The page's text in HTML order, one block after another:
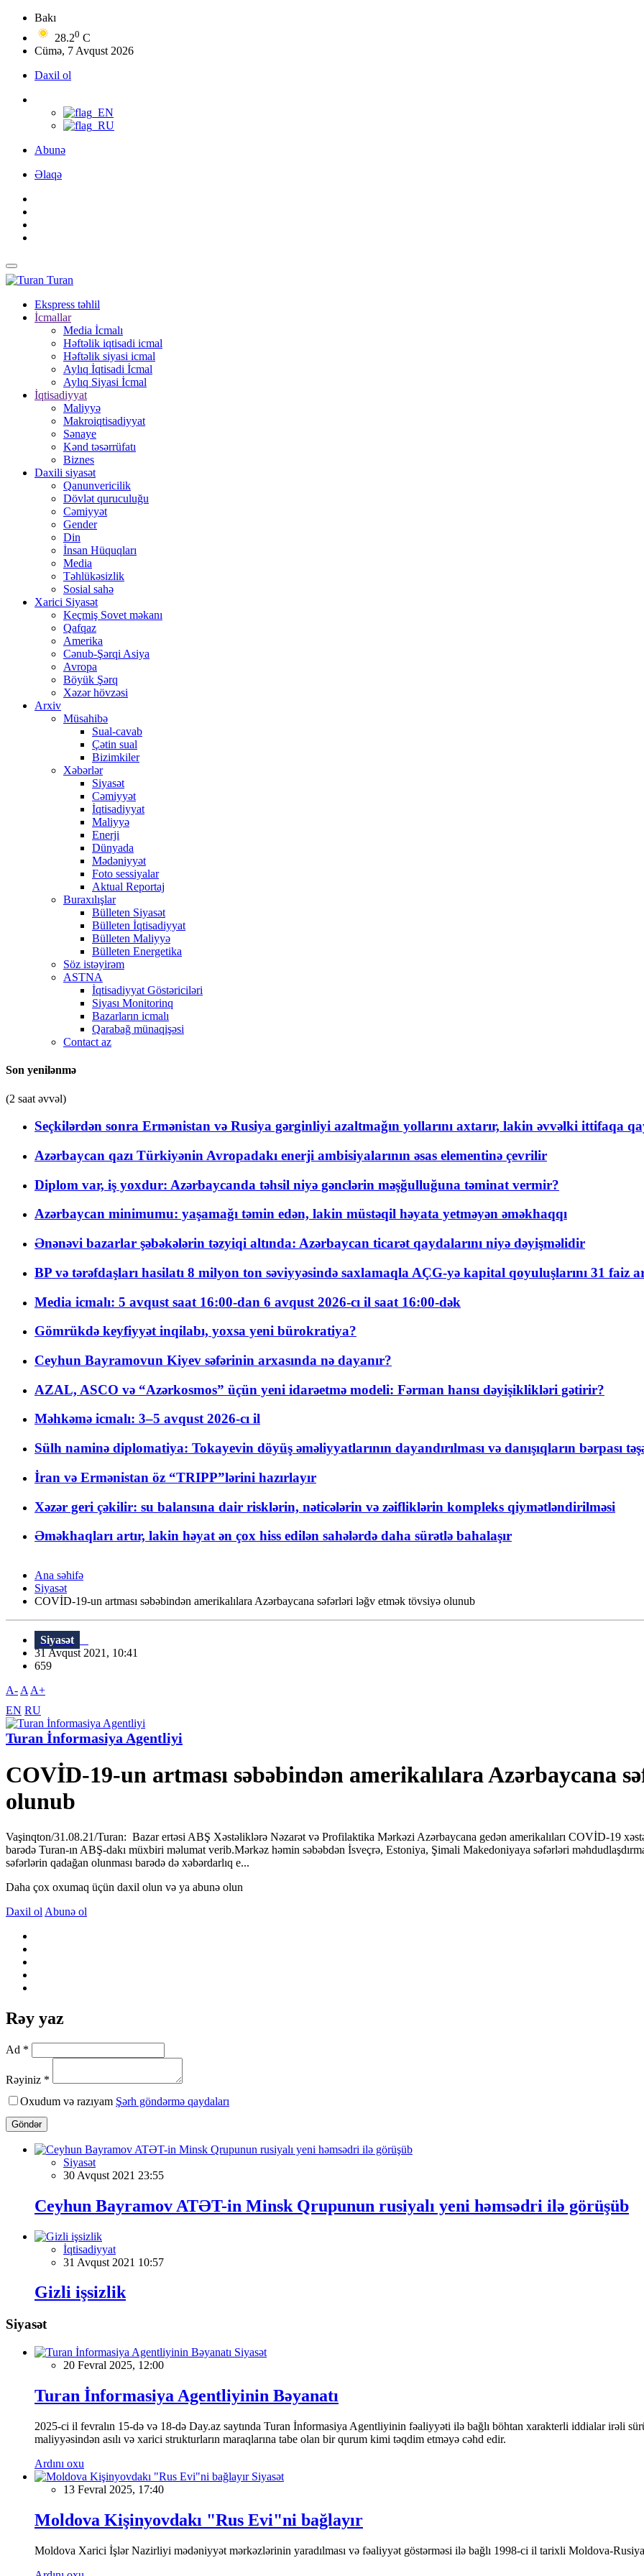
Bakı
28.20 C
Cümə, 7 Avqust 2026
Daxil ol
Abunə
Əlaqə
Turan
Ekspress təhlil
İcmallar
Media İcmalı
Həftəlik iqtisadi icmal
Həftəlik siyasi icmal
Aylıq İqtisadi İcmal
Aylıq Siyasi İcmal
İqtisadiyyat
Maliyyə
Makroiqtisadiyyat
Sənaye
Kənd təsərrüfatı
Biznes
Daxili siyasət
Qanunvericilik
Dövlət quruculuğu
Cəmiyyət
Gender
Din
İnsan Hüquqları
Media
Təhlükəsizlik
Sosial sahə
Xarici Siyasət
Keçmiş Sovet məkanı
Qafqaz
Amerika
Cənub-Şərqi Asiya
Avropa
Böyük Şərq
Xəzər hövzəsi
Arxiv
Müsahibə
Sual-cavab
Çətin sual
Bizimkiler
Xəbərlər
Siyasət
Cəmiyyət
İqtisadiyyat
Maliyyə
Enerji
Dünyada
Mədəniyyət
Foto sessiyalar
Aktual Reportaj
Buraxılışlar
Bülleten Siyasət
Bülleten İqtisadiyyat
Bülleten Maliyyə
Bülleten Energetika
Söz istəyirəm
ASTNA
İqtisadiyyat Göstəriciləri
Siyası Monitorinq
Bazarların icmalı
Qarabağ münaqişəsi
Contact az
Son yenilənmə
(2 saat əvvəl)
Seçkilərdən sonra Ermənistan və Rusiya gərginliyi azaltmağın yollarını axtarır, lakin əvvəlki ittifaqa
Azərbaycan qazı Türkiyənin Avropadakı enerji ambisiyalarının əsas elementinə çevrilir
Diplom var, iş yoxdur: Azərbaycanda təhsil niyə gənclərin məşğulluğuna təminat vermir?
Azərbaycan minimumu: yaşamağı təmin edən, lakin müstəqil həyata yetməyən əməkhaqqı
Ənənəvi bazarlar şəbəkələrin təzyiqi altında: Azərbaycan ticarət qaydalarını niyə dəyişməlidir
BP və tərəfdaşları hasilatı 8 milyon ton səviyyəsində saxlamaqla AÇG-yə kapital qoyuluşlarını 31 faiz
Media icmalı: 5 avqust saat 16:00-dan 6 avqust 2026-cı il saat 16:00-dək
Gömrükdə keyfiyyət inqilabı, yoxsa yeni bürokratiya?
Ceyhun Bayramovun Kiyev səfərinin arxasında nə dayanır?
AZAL, ASCO və “Azərkosmos” üçün yeni idarəetmə modeli: Fərman hansı dəyişiklikləri gətirir?
Məhkəmə icmalı: 3–5 avqust 2026-cı il
Sülh naminə diplomatiya: Tokayevin döyüş əməliyyatlarının dayandırılması və danışıqların bərpası
İran və Ermənistan öz “TRIPP”lərini hazırlayır
Xəzər geri çəkilir: su balansına dair risklərin, nəticələrin və zəifliklərin kompleks qiymətləndirilməsi
Əməkhaqları artır, lakin həyat ən çox hiss edilən sahələrdə daha sürətlə bahalaşır
Ana səhifə
Siyasət
COVİD-19-un artması səbəbindən amerikalılara Azərbaycana səfərləri ləğv etmək tövsiyə olunub
Siyasət
31 Avqust 2021, 10:41
659
A- A A+
EN RU
Turan İnformasiya Agentliyi
COVİD-19-un artması səbəbindən amerikalılara Azərbaycana
olunub
Vaşinqton/31.08.21/Turan: Bazar ertəsi ABŞ Xəstəliklərə Nəzarət və Profilaktika Mərkəzi Azərbaycana gedən amerikalıları COVİD-19
barədə Turan-ın ABŞ-dakı müxbiri məlumat verib.Mərkəz həmin səbəbdən İsveçrə, Estoniya, Şimali Makedoniyaya səfərləri
səfərlərin qadağan olunması barədə də xəbərdarlıq e...
Daha çox oxumaq üçün daxil olun və ya abunə olun
Daxil ol Abunə ol
Rəy yaz
Ad *
Rəyiniz *
Oxudum və razıyam Şərh göndərmə qaydaları
Göndər
Siyasət
30 Avqust 2021 23:55
Ceyhun Bayramov ATƏT-in Minsk Qrupunun rusiyalı yeni həmsədri ilə görüşüb
İqtisadiyyat
31 Avqust 2021 10:57
Gizli işsizlik
Siyasət
Siyasət
20 Fevral 2025, 12:00
Turan İnformasiya Agentliyinin Bəyanatı
2025-ci il fevralın 15-də və 18-də Day.az saytında Turan İnformasiya Agentliyinin fəaliyyəti ilə bağlı böhtan xarakterli iddialar irəli
maliyyəsindən asılı və xarici strukturların maraqlarına tabe olan bir qurum kimi təqdim etməyə cəhd edir.
Ardını oxu
Siyasət
13 Fevral 2025, 17:40
Moldova Kişinyovdakı "Rus Evi"ni bağlayır
Moldova Xarici İşlər Nazirliyi mədəniyyət mərkəzlərinin yaradılması və fəaliyyət göstərməsi ilə bağlı 1998-ci il tarixli Moldova-